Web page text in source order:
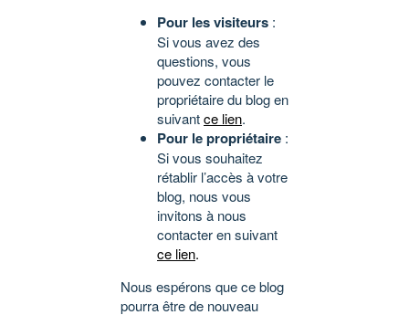
Pour les visiteurs :
Si vous avez des
questions, vous
pouvez contacter le
propriétaire du blog en
suivantce lien.
Pour le propriétaire :
Si vous souhaitez
rétablir l’accès à votre
blog, nous vous
invitons à nous
contacter en suivant
ce lien.
Nous espérons que ce blog
pourra être de nouveau